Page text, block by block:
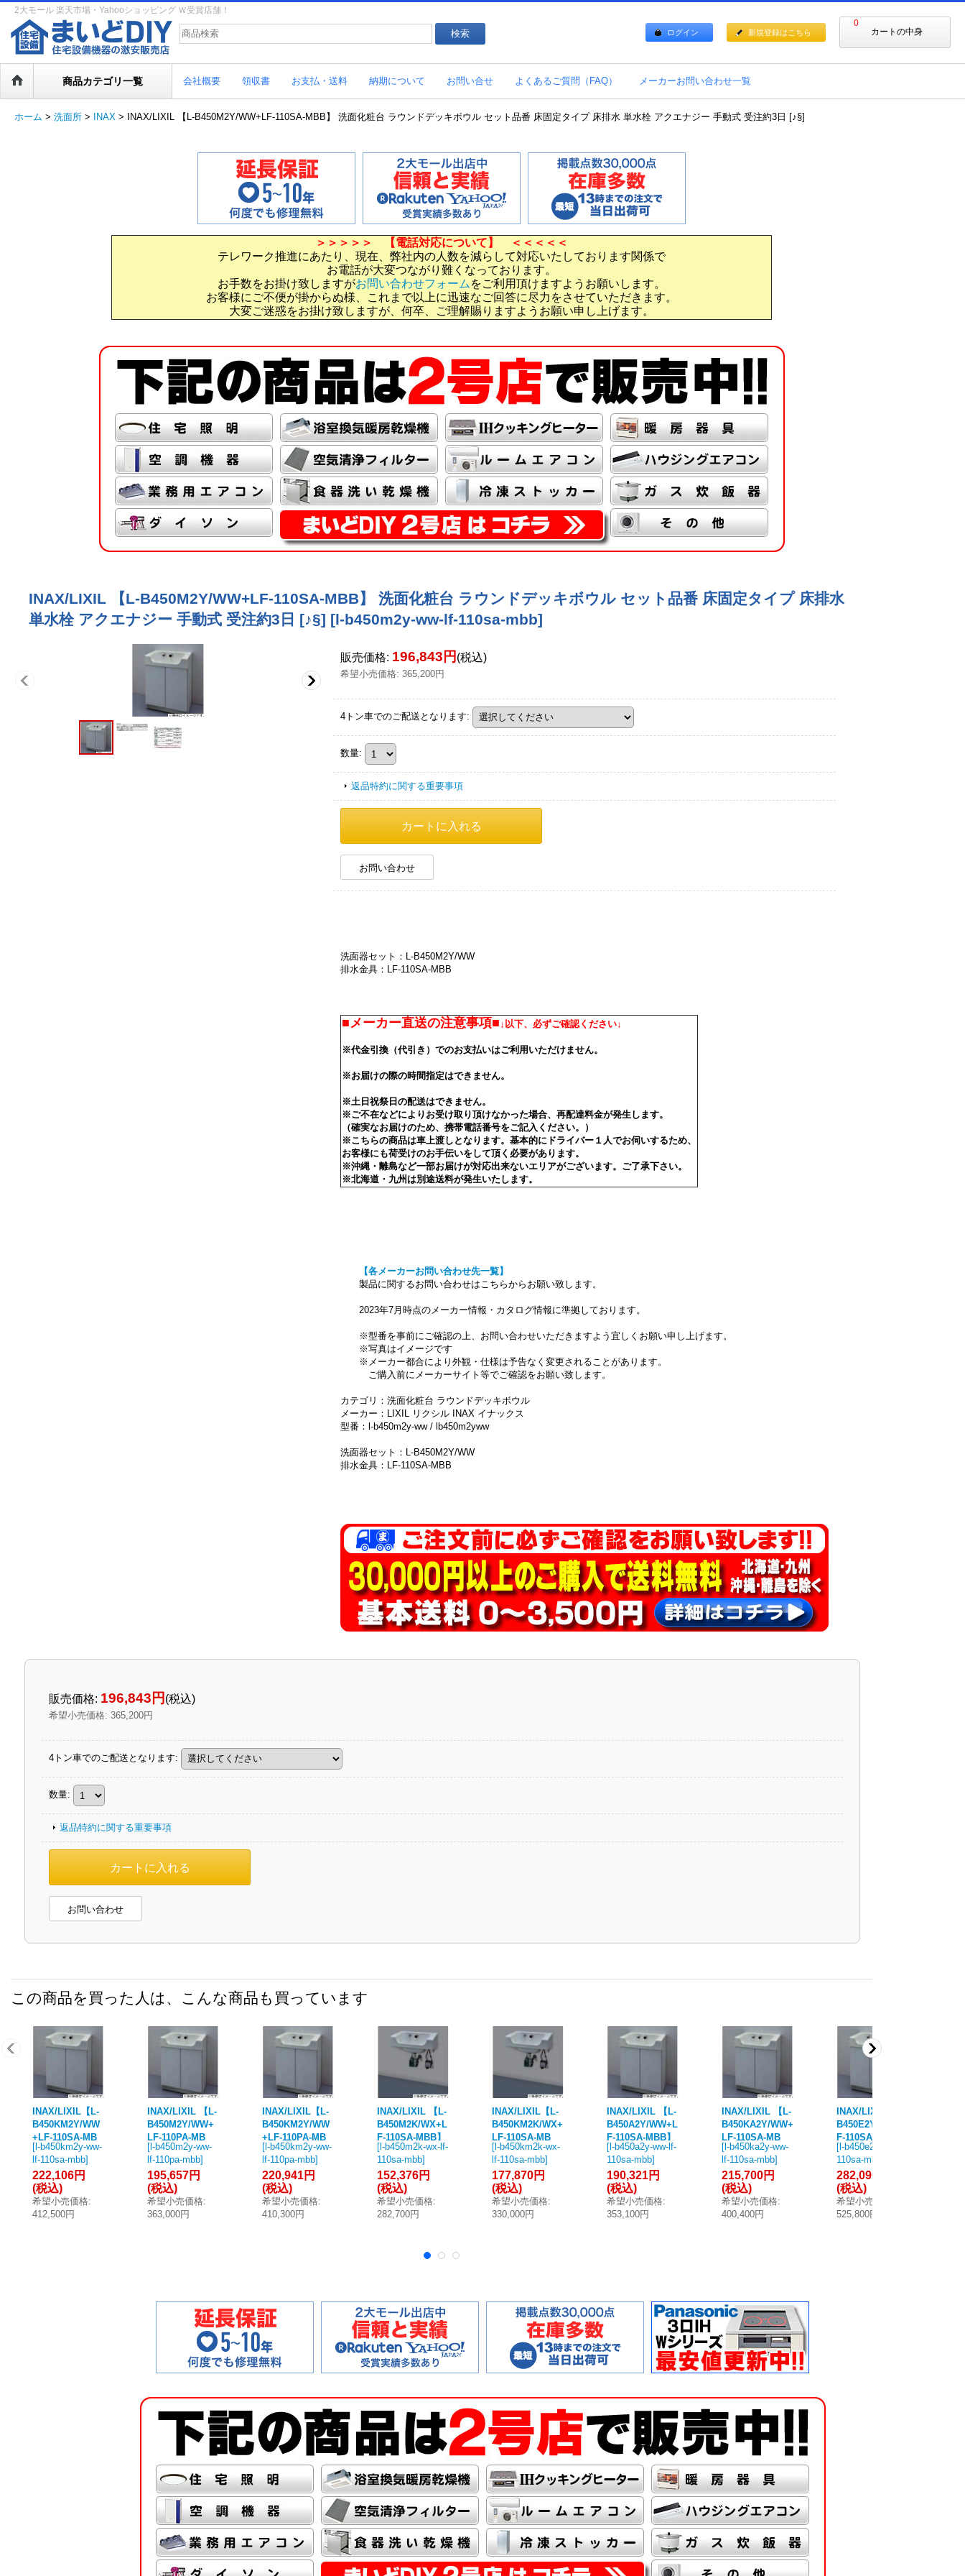
2大モール 楽天市場・Yahooショッピング Ｗ受賞店舗！
0
カートの中身
ログイン 新規登録はこちら
商品カテゴリ一覧 会社概要 領収書 お支払・送料 納期について お問い合せ よくあるご質問（FAQ） メーカーお問い合わせ一覧
ホーム > 洗面所 > INAX > INAX/LIXIL 【L-B450M2Y/WW+LF-110SA-MBB】 洗面化粧台 ラウンドデッキボウル セット品番 床固定タイプ 床排水 単水栓 アクエナジー 手動式 受注約3日 [♪§]
＞＞＞＞＞ 【電話対応について】 ＜＜＜＜＜
テレワーク推進にあたり、現在、弊社内の人数を減らして対応いたしております関係で
お電話が大変つながり難くなっております。
お手数をお掛け致しますがお問い合わせフォーム をご利用頂けますようお願いします。
お客様にご不便が掛からぬ様、これまで以上に迅速なご回答に尽力をさせていただきます。
大変ご迷惑をお掛け致しますが、何卒、ご理解賜りますようお願い申し上げます。
INAX/LIXIL 【L-B450M2Y/WW+LF-110SA-MBB】 洗面化粧台 ラウンドデッキボウル セット品番 床固定タイプ 床排水
単水栓 アクエナジー 手動式 受注約3日 [♪§] [l-b450m2y-ww-lf-110sa-mbb]
販売価格: 196,843円 (税込)
希望小売価格: 365,200円
4トン車でのご配送となります:
数量:
返品特約に関する重要事項
お問い合わせ
洗面器セット：L-B450M2Y/WW
排水金具：LF-110SA-MBB
■メーカー直送の注意事項■↓以下、必ずご確認ください↓
※代金引換（代引き）でのお支払いはご利用いただけません。
※お届けの際の時間指定はできません。
※土日祝祭日の配送はできません。
※ご不在などによりお受け取り頂けなかった場合、再配達料金が発生します。
（確実なお届けのため、携帯電話番号をご記入ください。）
※こちらの商品は車上渡しとなります。基本的にドライバー１人でお伺いするため、
お客様にも荷受けのお手伝いをして頂く必要があります。
※沖縄・離島など一部お届けが対応出来ないエリアがございます。ご了承下さい。
※北海道・九州は別途送料が発生いたします。
【各メーカーお問い合わせ先一覧】
製品に関するお問い合わせはこちらからお願い致します。
2023年7月時点のメーカー情報・カタログ情報に準拠しております。
※型番を事前にご確認の上、お問い合わせいただきますよう宜しくお願い申し上げます。
※写真はイメージです
※メーカー都合により外観・仕様は予告なく変更されることがあります。
ご購入前にメーカーサイト等でご確認をお願い致します。
カテゴリ：洗面化粧台 ラウンドデッキボウル
メーカー：LIXIL リクシル INAX イナックス
型番：l-b450m2y-ww / lb450m2yww
洗面器セット：L-B450M2Y/WW
排水金具：LF-110SA-MBB
販売価格: 196,843円 (税込)
希望小売価格: 365,200円
4トン車でのご配送となります:
数量:
返品特約に関する重要事項
お問い合わせ
この商品を買った人は、こんな商品も買っています
INAX/LIXIL【L-
B450KM2Y/WW
+LF-110SA-MB
B】洗面化粧台
ラウンドデッキ
ボウル セット品
番 床固定タイプ
床排水 混合水栓
アクエナジー 手
[ l-b450km2y-ww-
lf-110sa-mbb]
222,106円
(税込)
希望小売価格:
412,500円
INAX/LIXIL 【L-
B450M2Y/WW+
LF-110PA-MB
B】 洗面化粧台
ラウンドデッキ
ボウル セット品
番 床固定タイプ
壁排水 単水栓 ア
クエナジー 手動
[ l-b450m2y-ww-
lf-110pa-mbb]
195,657円
(税込)
希望小売価格:
363,000円
INAX/LIXIL【L-
B450KM2Y/WW
+LF-110PA-MB
B】洗面化粧台
ラウンドデッキ
ボウル セット品
番 床固定タイプ
壁排水 混合水栓
アクエナジー 手
[ l-b450km2y-ww-
lf-110pa-mbb]
220,941円
(税込)
希望小売価格:
410,300円
INAX/LIXIL 【L-
B450M2K/WX+L
F-110SA-MBB】
洗面化粧台 ラウ
ンドデッキボウ
ル セット品番 壁
固定タイプ 床排
水 単水栓 アクエ
ナジー 手動式 受
[ l-b450m2k-wx-lf-
110sa-mbb]
152,376円
(税込)
希望小売価格:
282,700円
INAX/LIXIL【L-
B450KM2K/WX+
LF-110SA-MB
B】洗面化粧台
ラウンドデッキ
ボウル セット品
番 壁固定タイプ
床排水 混合水栓
アクエナジー 手
[ l-b450km2k-wx-
lf-110sa-mbb]
177,870円
(税込)
希望小売価格:
330,000円
INAX/LIXIL 【L-
B450A2Y/WW+L
F-110SA-MBB】
洗面化粧台 ラウ
ンドデッキボウ
ル セット品番 床
固定タイプ 床排
水 単水栓 100V
手動式 受注約3
[ l-b450a2y-ww-lf-
110sa-mbb]
190,321円
(税込)
希望小売価格:
353,100円
INAX/LIXIL 【L-
B450KA2Y/WW+
LF-110SA-MB
B】 洗面化粧台
ラウンドデッキ
ボウル セット品
番 床固定タイプ
床排水 混合水栓
100V 手動式 受
[ l-b450ka2y-ww-
lf-110sa-mbb]
215,700円
(税込)
希望小売価格:
400,400円
INAX/LIXIL 【L-
B450E2Y/WW+L
F-110SA-MBB】
洗面化粧台 ラウ
ンドデッキボウ
ル セット品番 床
固定タイプ 床排
水 電気温水器付
100V 手動式 受
[ l-b450e2y-ww-lf-
110sa-mbb
282,090円
(税込)
希望小売価格
525,800円